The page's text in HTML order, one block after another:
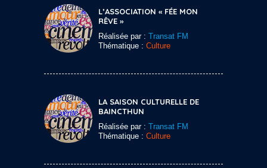
L’ASSOCIATION « FÉE MON
RÊVE »
Réalisée par : Transat FM
Thématique : Culture
LA SAISON CULTURELLE DE
BAINCTHUN
Réalisée par : Transat FM
Thématique : Culture